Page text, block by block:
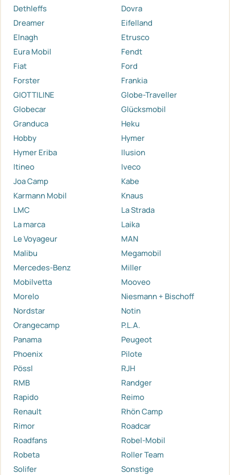
Dethleffs
Dovra
Dreamer
Eifelland
Elnagh
Etrusco
Eura Mobil
Fendt
Fiat
Ford
Forster
Frankia
GIOTTILINE
Globe-Traveller
Globecar
Glücksmobil
Granduca
Heku
Hobby
Hymer
Hymer Eriba
Ilusion
Itineo
Iveco
Joa Camp
Kabe
Karmann Mobil
Knaus
LMC
La Strada
La marca
Laika
Le Voyageur
MAN
Malibu
Megamobil
Mercedes-Benz
Miller
Mobilvetta
Mooveo
Morelo
Niesmann + Bischoff
Nordstar
Notin
Orangecamp
P.L.A.
Panama
Peugeot
Phoenix
Pilote
Pössl
RJH
RMB
Randger
Rapido
Reimo
Renault
Rhön Camp
Rimor
Roadcar
Roadfans
Robel-Mobil
Robeta
Roller Team
Solifer
Sonstige